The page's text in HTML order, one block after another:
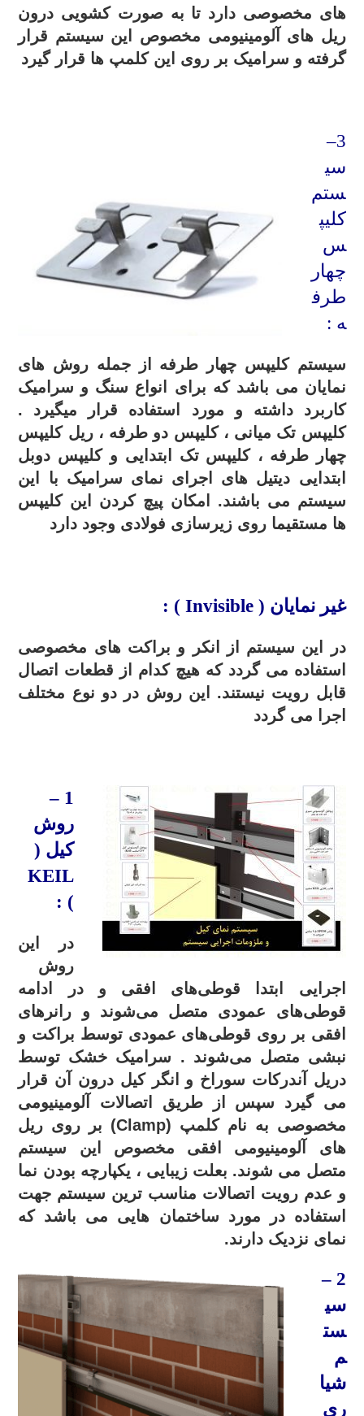
های مخصوصی دارد تا به صورت کشویی درون
ریل های آلومینیومی مخصوص این سیستم قرار
گرفته و سرامیک بر روی این کلمپ ها قرار گیرد
3
–
سی
ستم
کلیپ
س
چهار
طرف
ه :
سیستم کلیپس چهار طرفه از جمله روش های
نمایان می باشد که برای انواع سنگ و سرامیک
کاربرد داشته و مورد استفاده قرار میگیرد .
کلیپس تک میانی ، کلیپس دو طرفه ، ریل کلیپس
چهار طرفه ، کلیپس تک ابتدایی و کلیپس دوبل
ابتدایی دیتیل های اجرای نمای سرامیک با این
سیستم می باشند. امکان پیچ کردن این کلیپس
ها مستقیما روی زیرسازی فولادی وجود دارد
غیر نمایان (Invisible
) :
در این سیستم از انکر و براکت های مخصوصی
استفاده می گردد که هیچ کدام از قطعات اتصال
قابل رویت نیستند.
این روش در دو نوع مختلف
اجرا می گردد
1
–
روش
کیل (
KEIL
) :
در این
روش
اجرایی ابتدا قوطی‌های افقی و در ادامه
قوطی‌های عمودی متصل می‌شوند و رانرهای
افقی بر روی قوطی‌های عمودی توسط براکت و
نبشی متصل می‌شوند . سرامیک خشک توسط
دریل آندرکات سوراخ و انگر کیل درون آن قرار
می گیرد سپس از طریق اتصالات آلومینیومی
مخصوصی به نام کلمپ (Clamp) بر روی ریل
های آلومینیومی افقی مخصوص این سیستم
متصل می شوند. بعلت زیبایی ، یکپارچه بودن نما
و عدم رویت اتصالات مناسب ترین سیستم جهت
استفاده در مورد ساختمان هایی می باشد که
نمای نزدیک دارند.
2
–
سی
ست
م
شیا
ری